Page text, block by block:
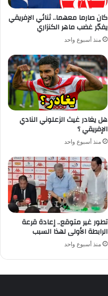
كان صارما معهما.. ثنائي الإفريقي
يفجّر غضب ماهر الكنزاري
منذ أسبوع واحد
هل يغادر غيث الزعلوني النادي
الإفريقي ؟
منذ أسبوع واحد
تطور غير متوقع.. إعادة قرعة
الرابطة الأولى لهذا السبب
منذ أسبوع واحد